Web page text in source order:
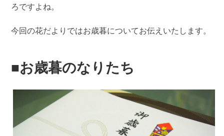
ろですよね。
今回の花だよりではお歳暮についてお伝えいたします。
■お歳暮のなりたち